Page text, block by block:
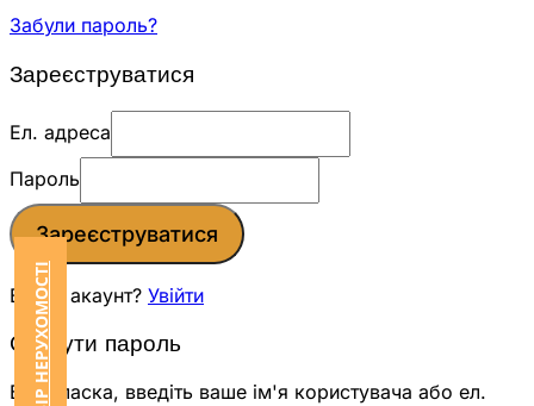
Забули пароль?
Зареєструватися
Ел. адреса
Пароль
Зареєструватися
Вже є акаунт? Увійти
Скинути пароль
Будь ласка, введіть ваше ім'я користувача або ел.